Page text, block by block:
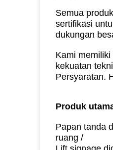
Semua
sertifikasi
dukungan
Kami
kekuatan
Persyaratan.
Produk
Papan tanda
ruang /